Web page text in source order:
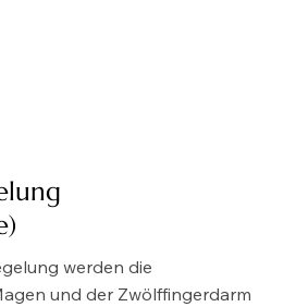
werden die
und der Zwölffingerdarm